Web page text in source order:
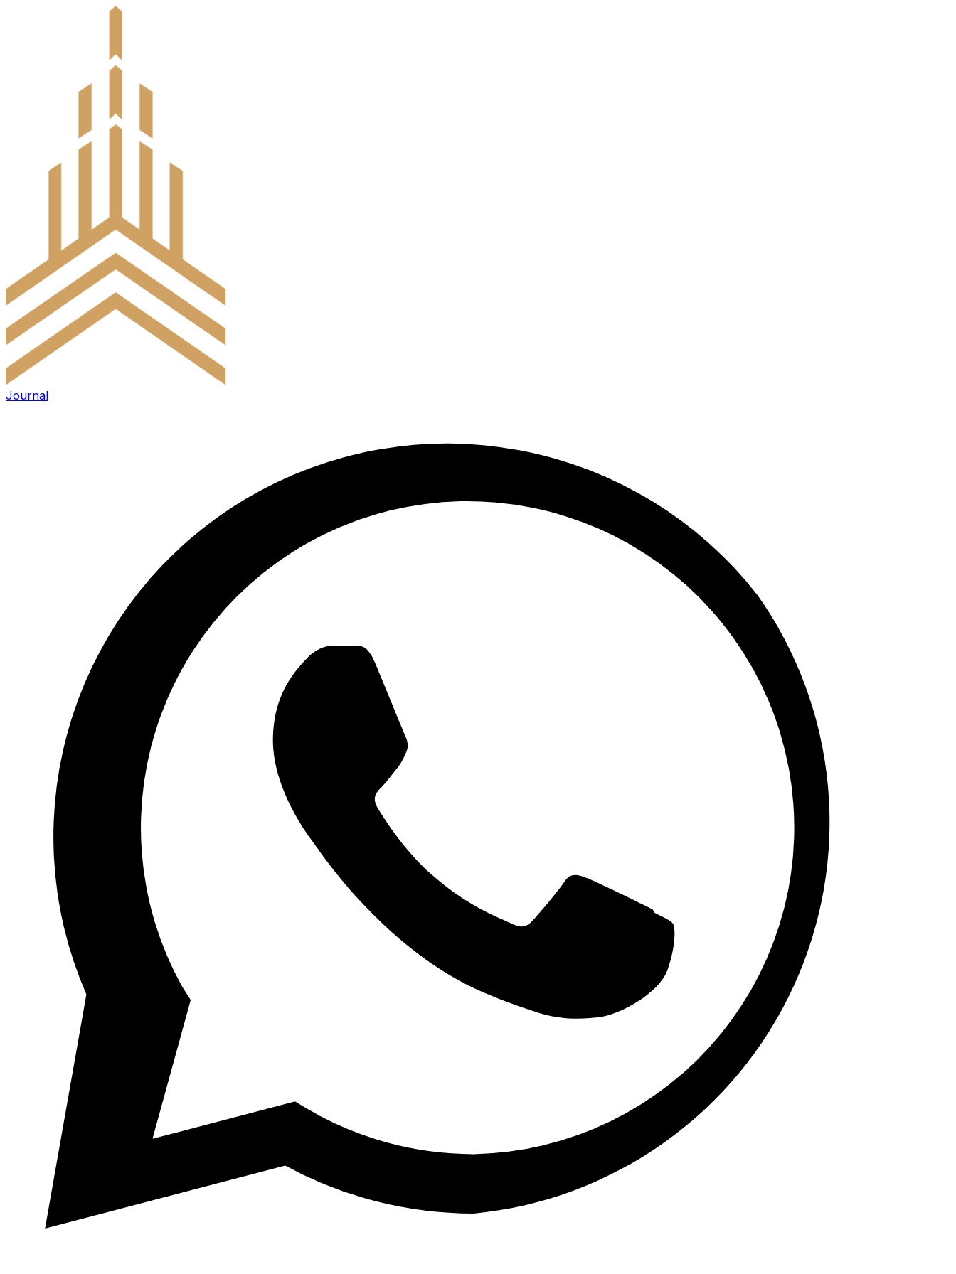
Journal